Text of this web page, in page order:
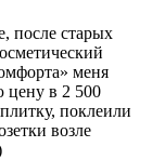
после старых
меня
цену в 2 500
поклеили
возле